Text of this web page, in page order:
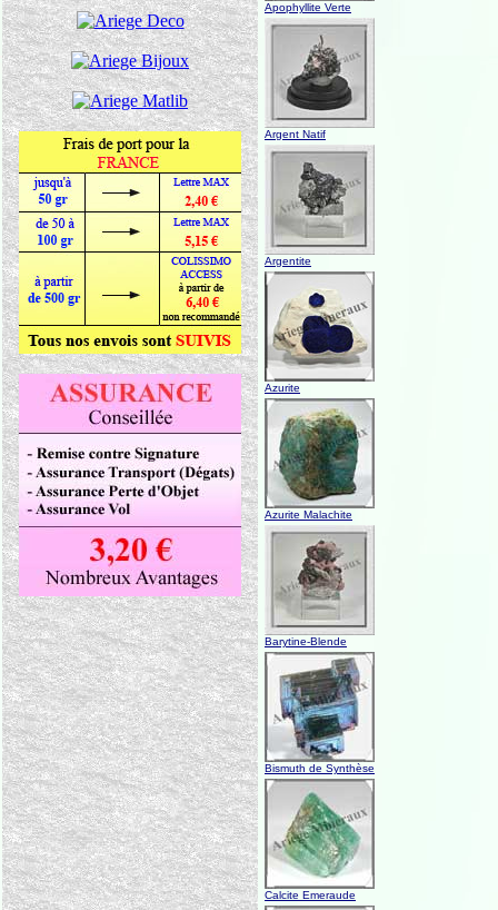
Apophyllite Verte
Argent Natif
Argentite
Azurite
Azurite Malachite
Barytine-Blende
Bismuth de Synthèse
Calcite Emeraude